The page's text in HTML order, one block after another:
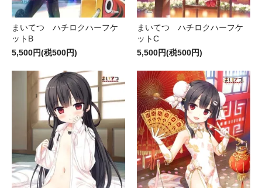
まいてつ ハチロクハーフケ
ットB
5,500円(税500円)
まいてつ ハチロクハーフケ
ットC
5,500円(税500円)